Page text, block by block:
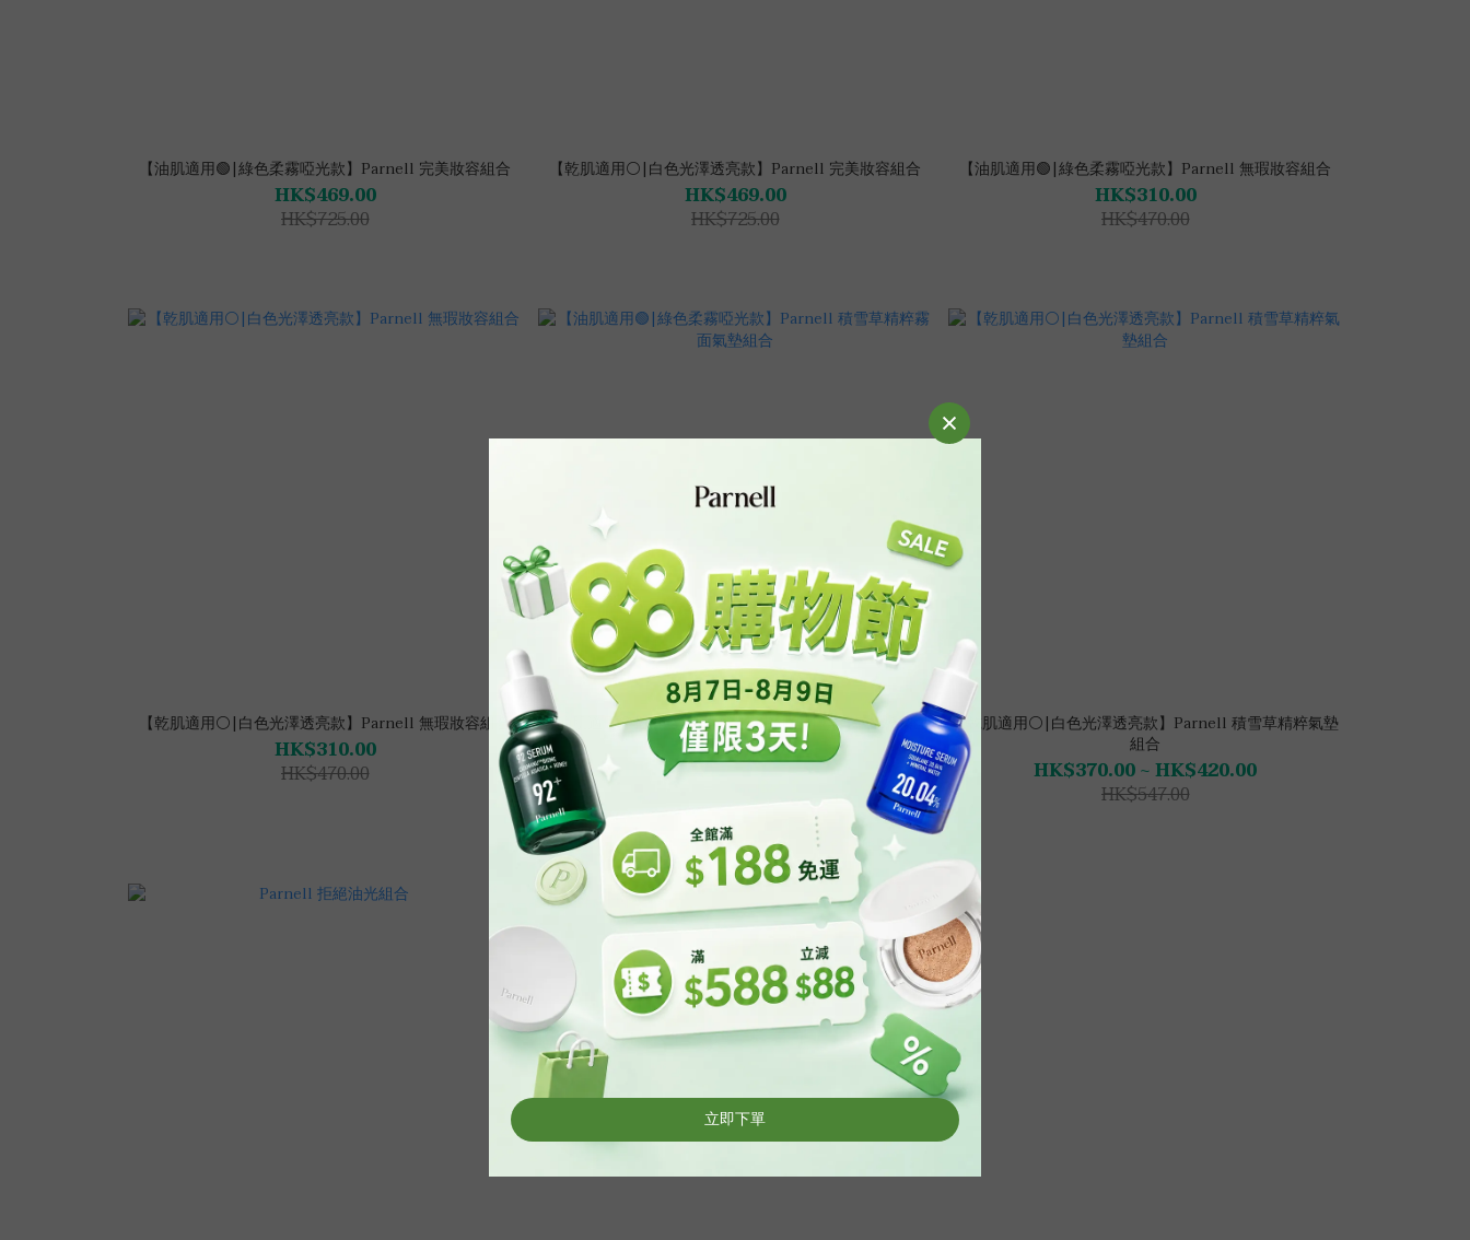
【油肌適用🟢|綠色柔霧啞光款】Parnell 完美妝容組合
HK$469.00
HK$725.00
【乾肌適用⚪|白色光澤透亮款】Parnell 完美妝容組合
HK$469.00
HK$725.00
【油肌適用🟢|綠色柔霧啞光款】Parnell 無瑕妝容組合
HK$310.00
HK$470.00
【乾肌適用⚪|白色光澤透亮款】Parnell 無瑕妝容組合
HK$310.00
HK$470.00
【油肌適用🟢|綠色柔霧啞光款】Parnell 積雪草精粹霧面
氣墊組合
HK$370.00 ~ HK$420.00
【乾肌適用⚪|白色光澤透亮款】Parnell 積雪草精粹氣墊
組合
HK$370.00 ~ HK$420.00
HK$547.00